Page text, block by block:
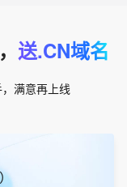
送.CN域名
满意再上线